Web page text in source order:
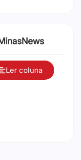
Ler coluna